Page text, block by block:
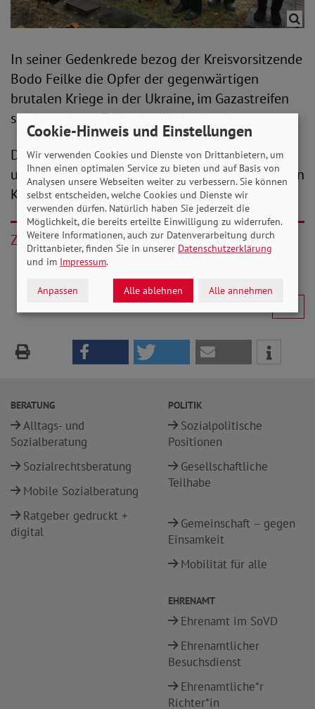
In seiner Gedenkrede bezog der Kreisvorsitzende
Bodo Feilke die Opfer der gegenwärtigen
brutalen Kriege in der Ukraine, im Gazastreifen
sowie anderen Teilen der Welt mit ein.
Der Sozialverband Deutschland vertritt
uneingeschränkte Solidarität mit den Opfern von
Krieg und Gewaltherrschaft.
Zurück
BERATUNG
Alltags- und
Sozialberatung
Sozialrechtsberatung
Mobile Sozialberatung
Ratgeber gedruckt +
digital
POLITIK
Sozialpolitische
Positionen
Gesellschaftliche
Teilhabe
Gemeinschaft – gegen
Einsamkeit
Mobilität für alle
EHRENAMT
Ehrenamt im SoVD
Ehrenamtlicher
Besuchsdienst
Ehrenamtliche*r
Richter*in
Cookie-Hinweis und Einstellungen
Wir verwenden Cookies und Dienste von Drittanbietern, um
Ihnen einen optimalen Service zu bieten und auf Basis von
Analysen unsere Webseiten weiter zu verbessern. Sie können
selbst entscheiden, welche Cookies und Dienste wir
verwenden dürfen. Natürlich haben Sie jederzeit die
Möglichkeit, die bereits erteilte Einwilligung zu widerrufen.
Weitere Informationen, auch zur Datenverarbeitung durch
Drittanbieter, finden Sie in unserer Datenschutzerklärung
und im Impressum.
Anpassen Alle ablehnen Alle annehmen